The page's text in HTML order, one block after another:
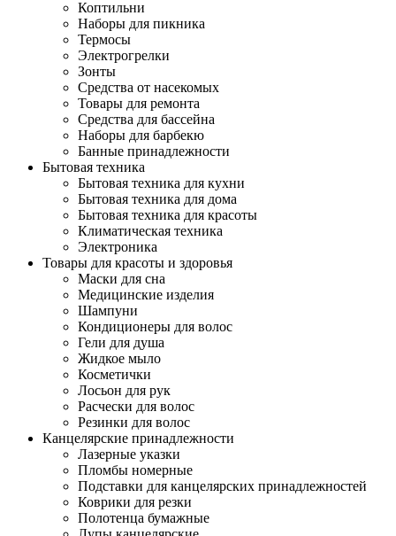
Коптильни
Наборы для пикника
Термосы
Электрогрелки
Зонты
Средства от насекомых
Товары для ремонта
Средства для бассейна
Наборы для барбекю
Банные принадлежности
Бытовая техника
Бытовая техника для кухни
Бытовая техника для дома
Бытовая техника для красоты
Климатическая техника
Электроника
Товары для красоты и здоровья
Маски для сна
Медицинские изделия
Шампуни
Кондиционеры для волос
Гели для душа
Жидкое мыло
Косметички
Лосьон для рук
Расчески для волос
Резинки для волос
Канцелярские принадлежности
Лазерные указки
Пломбы номерные
Подставки для канцелярских принадлежностей
Коврики для резки
Полотенца бумажные